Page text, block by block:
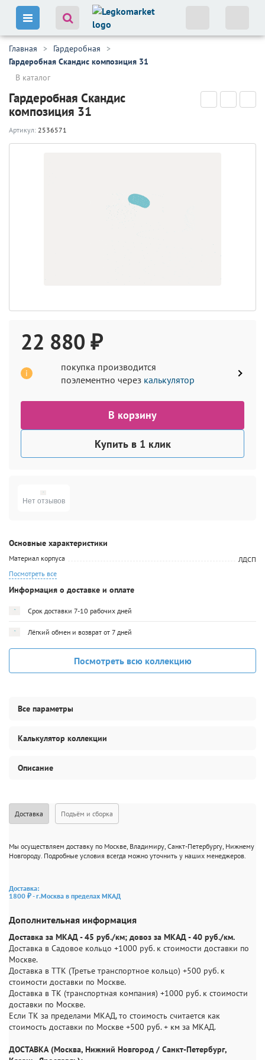
Главная
Гардеробная
Гардеробная Скандис композиция 31
В каталог
Гардеробная Скандис
композиция 31
Артикул: 2536571
22 880 ₽
i
покупка производится
поэлементно через калькулятор
В корзину
Купить в 1 клик
Основные характеристики
Материал корпуса
ЛДСП
Посмотреть все
Нет отзывов
Информация о доставке и оплате
Срок доставки 7-10 рабочих дней
Лёгкий обмен и возврат от 7 дней
Посмотреть всю коллекцию
Все параметры
Калькулятор коллекции
Описание
Доставка Подъём и сборка
Мы осуществляем доставку по Москве, Владимиру, Санкт-Петербургу, Нижнему
Новгороду. Подробные условия всегда можно уточнить у наших менеджеров.
Доставка:
1800 ₽ - г.Москва в пределах МКАД
Дополнительная информация
Доставка за МКАД - 45 руб./км; довоз за МКАД - 40 руб./км.
Доставка в Садовое кольцо +1000 руб. к стоимости доставки по
Москве.
Доставка в ТТК (Третье транспортное кольцо) +500 руб. к
стоимости доставки по Москве.
Доставка в ТК (транспортная компания) +1000 руб. к стоимости
доставки по Москве.
Если ТК за пределами МКАД, то стоимость считается как
стоимость доставки по Москве +500 руб. + км за МКАД.
ДОСТАВКА (Москва, Нижний Новгород / Санкт-Петербург,